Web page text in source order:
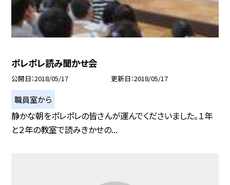
ポレポレ読み聞かせ会
公開日 2018/05/17 更新日 2018/05/17
職員室から
静かな朝をポレポレの皆さんが運んでくださいました。１年
と２年の教室で読みきかせの...